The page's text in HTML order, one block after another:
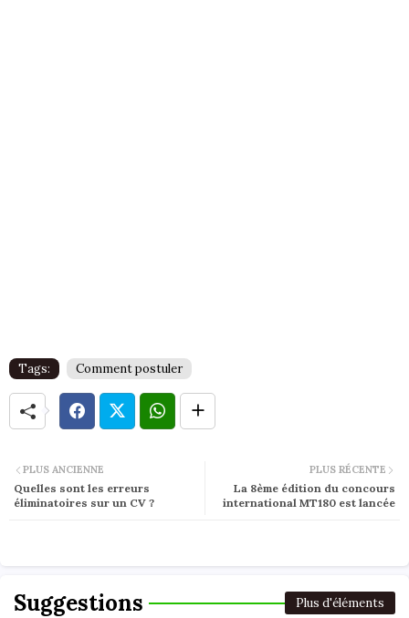
Tags: Comment postuler
PLUS RÉCENTE
La 8ème édition du concours
international MT180 est lancée
PLUS ANCIENNE
Quelles sont les erreurs
éliminatoires sur un CV ?
Suggestions Plus d'éléments